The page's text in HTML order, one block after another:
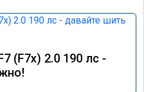
(F7x) 2.0 190 лс -